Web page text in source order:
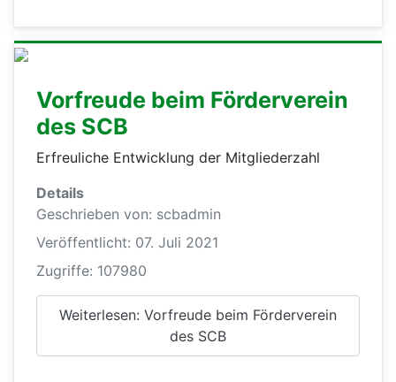
Vorfreude beim Förderverein
des SCB
Erfreuliche Entwicklung der Mitgliederzahl
Details
Geschrieben von: scbadmin
Veröffentlicht: 07. Juli 2021
Zugriffe: 107980
Weiterlesen: Vorfreude beim Förderverein
des SCB